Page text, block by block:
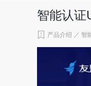
智能认证
产品介绍 ／ 智